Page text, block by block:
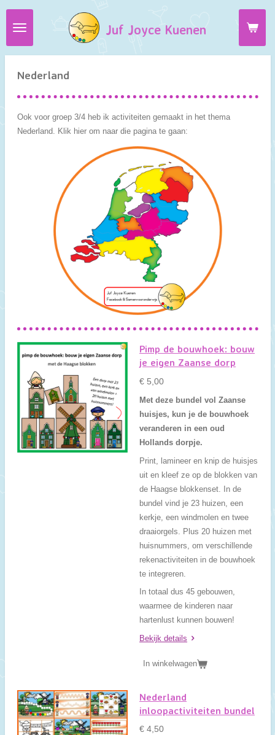
Ga
direct
de
hoofdinhoud
Juf Joyce Kuenen
Nederland
Ook voor groep 3/4 heb ik activiteiten gemaakt in het thema
Nederland. Klik hier om naar die pagina te gaan:
Pimp de bouwhoek: bouw
je eigen Zaanse dorp
€ 5,00
Met deze bundel vol Zaanse
huisjes, kun je de bouwhoek
veranderen in een oud
Hollands dorpje.
Print, lamineer en knip de huisjes
uit en kleef ze op de blokken van
de Haagse blokkenset. In de
bundel vind je 23 huizen, een
kerkje, een windmolen en twee
draaiorgels. Plus 20 huizen met
huisnummers, om verschillende
rekenactiviteiten in de bouwhoek
te integreren.
In totaal dus 45 gebouwen,
waarmee de kinderen naar
hartenlust kunnen bouwen!
Bekijk details
In winkelwagen
Nederland
inloopactiviteiten bundel
€ 4,50